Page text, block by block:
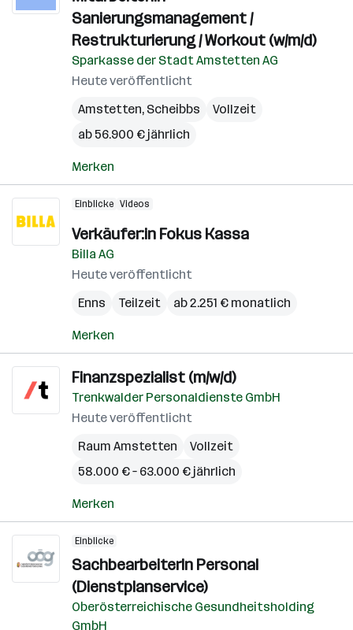
Sanierungsmanagement /
Restrukturierung / Workout (w/m/d)
Sparkasse der Stadt Amstetten AG
Heute veröffentlicht
Amstetten, Scheibbs
Vollzeit
ab 56.900 € jährlich
Merken
Einblicke Videos
Verkäufer:in Fokus Kassa
Billa AG
Heute veröffentlicht
Enns
Teilzeit ab 2.251 € monatlich
Merken
Finanzspezialist (m/w/d)
Trenkwalder Personaldienste GmbH
Heute veröffentlicht
Raum Amstetten
Vollzeit
58.000 € – 63.000 € jährlich
Merken
Einblicke
SachbearbeiterIn Personal
(Dienstplanservice)
Oberösterreichische Gesundheitsholding
GmbH